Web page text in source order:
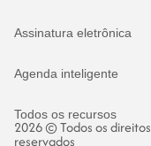
Assinatura eletrônica
Agenda inteligente
Todos os recursos
2026 © Todos os direitos
reservados